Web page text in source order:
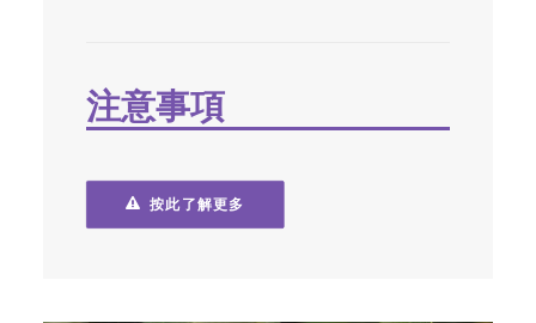
注意事項
按此了解更多